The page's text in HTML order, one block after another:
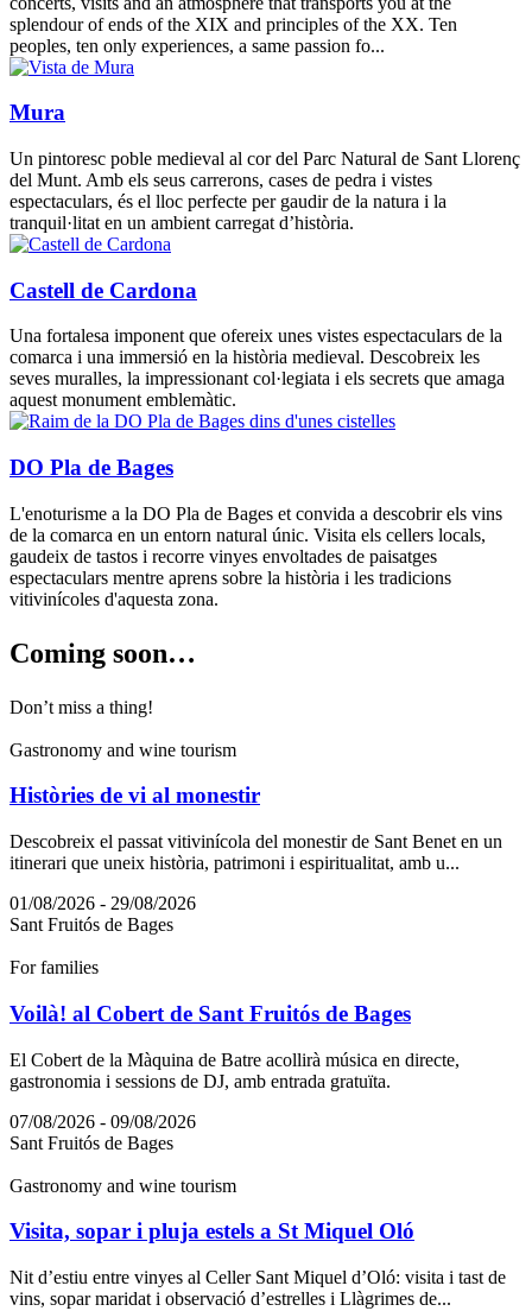
splendour of ends of the XIX and principles of the XX. Ten
peoples, ten only experiences, a same passion fo...
Mura
Un pintoresc poble medieval al cor del Parc Natural de Sant Llorenç
del Munt. Amb els seus carrerons, cases de pedra i vistes
espectaculars, és el lloc perfecte per gaudir de la natura i la
tranquil·litat en un ambient carregat d’història.
Castell de Cardona
Una fortalesa imponent que ofereix unes vistes espectaculars de la
comarca i una immersió en la història medieval. Descobreix les
seves muralles, la impressionant col·legiata i els secrets que amaga
aquest monument emblemàtic.
DO Pla de Bages
L'enoturisme a la DO Pla de Bages et convida a descobrir els vins
de la comarca en un entorn natural únic. Visita els cellers locals,
gaudeix de tastos i recorre vinyes envoltades de paisatges
espectaculars mentre aprens sobre la història i les tradicions
vitivinícoles d'aquesta zona.
Coming soon…
Don’t miss a thing!
Gastronomy and wine tourism
Històries de vi al monestir
Descobreix el passat vitivinícola del monestir de Sant Benet en un
itinerari que uneix història, patrimoni i espiritualitat, amb u...
01/08/2026 - 29/08/2026
Sant Fruitós de Bages
For families
Voilà! al Cobert de Sant Fruitós de Bages
El Cobert de la Màquina de Batre acollirà música en directe,
gastronomia i sessions de DJ, amb entrada gratuïta.
07/08/2026 - 09/08/2026
Sant Fruitós de Bages
Gastronomy and wine tourism
Visita, sopar i pluja estels a St Miquel Oló
Nit d’estiu entre vinyes al Celler Sant Miquel d’Oló: visita i tast de
vins, sopar maridat i observació d’estrelles i Llàgrimes de...